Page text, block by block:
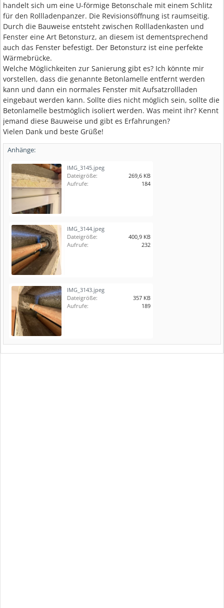
handelt sich um eine U-förmige Betonschale mit einem Schlitz
für den Rollladenpanzer. Die Revisionsöffnung ist raumseitig.
Durch die Bauweise entsteht zwischen Rollladenkasten und
Fenster eine Art Betonsturz, an diesem ist dementsprechend
auch das Fenster befestigt. Der Betonsturz ist eine perfekte
Wärmebrücke.
Welche Möglichkeiten zur Sanierung gibt es? Ich könnte mir
vorstellen, dass die genannte Betonlamelle entfernt werden
kann und dann ein normales Fenster mit Aufsatzrollladen
eingebaut werden kann. Sollte dies nicht möglich sein, sollte die
Betonlamelle bestmöglich isoliert werden. Was meint ihr? Kennt
jemand diese Bauweise und gibt es Erfahrungen?
Vielen Dank und beste Grüße!
Anhänge:
IMG_3145.jpeg
Dateigröße:
269,6 KB
Aufrufe:
184
IMG_3144.jpeg
Dateigröße:
400,9 KB
Aufrufe:
232
IMG_3143.jpeg
Dateigröße:
357 KB
Aufrufe:
189